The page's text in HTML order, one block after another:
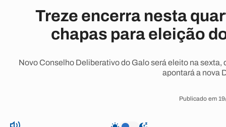
Treze encerra nesta
chapas para eleição
Novo Conselho Deliberativo do Galo será eleito na
apontará a nova
Publicado em